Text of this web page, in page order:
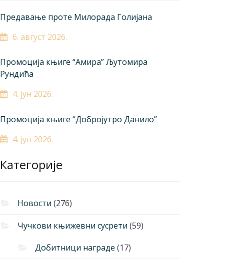
Предавање проте Милорада Голијана
6. август 2026.
Промоција књиге “Амира” Љутомира
Рундића
4. јун 2026.
Промоција књиге “Добројутро Данило”
4. јун 2026.
Категорије
Новости (276)
Чучкови књижевни сусрети (59)
Добитници награде (17)